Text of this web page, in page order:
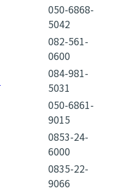
050-6868-
5042
082-561-
0600
084-981-
5031
050-6861-
9015
0853-24-
6000
0835-22-
9066